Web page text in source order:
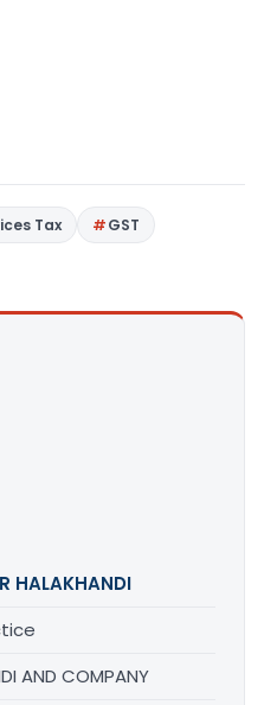
Tax
GST
HALAKHANDI
AND COMPANY